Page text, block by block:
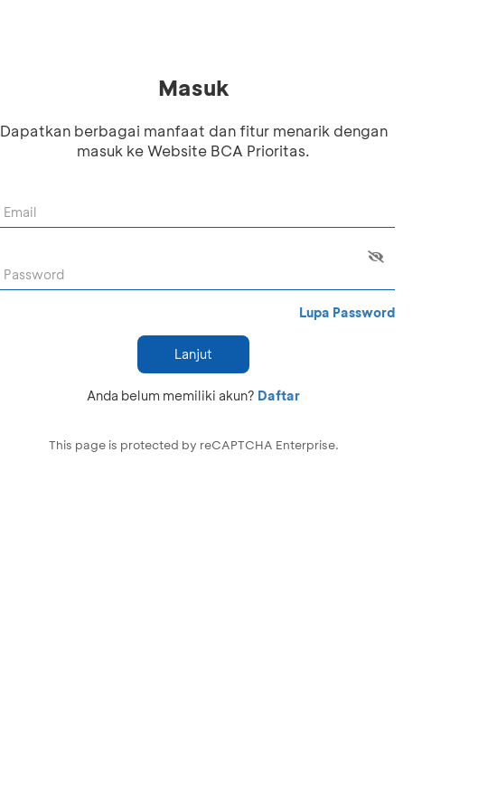
Masuk
Dapatkan berbagai manfaat dan fitur menarik dengan
masuk ke Website BCA Prioritas.
Lupa Password
Lanjut
Anda belum memiliki akun? Daftar
This page is protected by reCAPTCHA Enterprise.